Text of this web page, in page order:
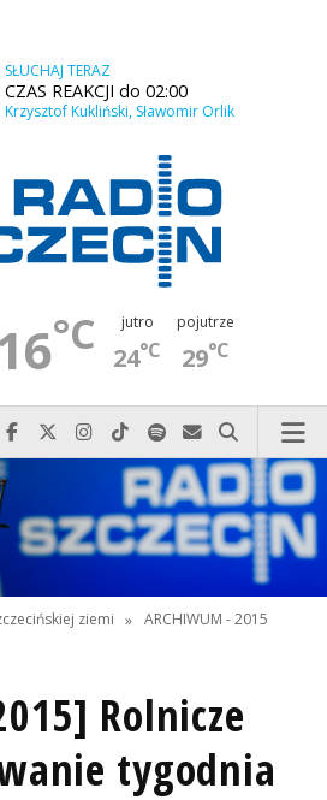
SŁUCHAJ TERAZ
CZAS REAKCJI do 02:00
Krzysztof Kukliński, Sławomir Orlik
°C jutro
24°C
pojutrze
29°C
Najlepiej po prostu do nas zadzwoń
Odwiedź nas na Facebook-u
Odwiedź nas na X
Odwiedź nas na Instagram-ie
Odwiedź nas na TikTok-u
Szukaj nas na Spotify
Wyślij do nas
Szukaj
ziemi » ARCHIWUM - 2015
Rolnicze
tygodnia